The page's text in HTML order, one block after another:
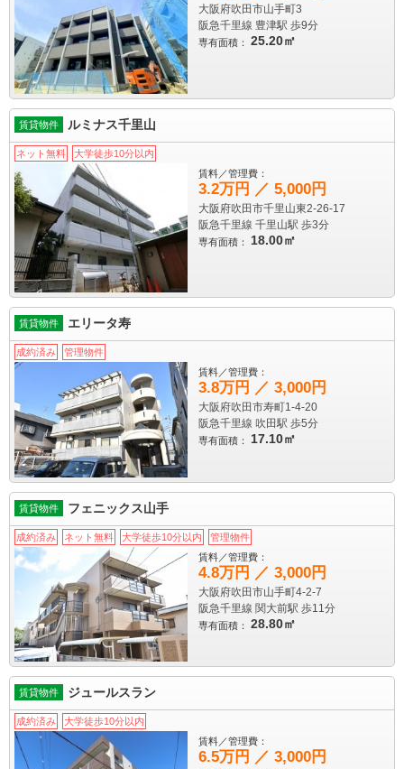
大阪府吹田市山手町3
阪急千里線 豊津駅歩9分
専有面積：25.20㎡
賃貸物件 ルミナス千里山
ネット無料
大学徒歩10分以内
賃料／管理費：
3.2万円 ／ 5,000円
大阪府吹田市千里山東2-26-17
阪急千里線 千里山駅歩3分
専有面積：18.00㎡
賃貸物件 エリータ寿
成約済み
管理物件
賃料／管理費：
3.8万円 ／ 3,000円
大阪府吹田市寿町1-4-20
阪急千里線 吹田駅歩5分
専有面積：17.10㎡
賃貸物件 フェニックス山手
成約済み ネット無料 大学徒歩10分以内
管理物件
賃料／管理費：
4.8万円 ／ 3,000円
大阪府吹田市山手町4-2-7
阪急千里線 関大前駅歩11分
専有面積：28.80㎡
賃貸物件 ジュールスラン
成約済み
大学徒歩10分以内
賃料／管理費：
6.5万円 ／ 3,000円